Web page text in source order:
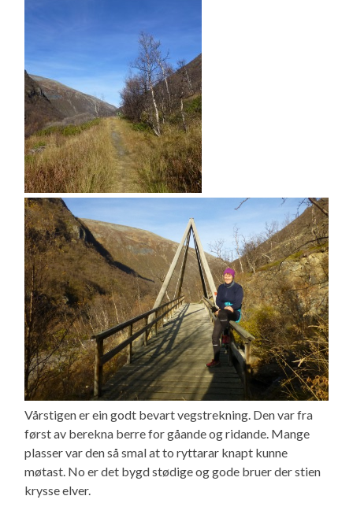
Vårstigen er ein godt bevart vegstrekning. Den var fra
først av berekna berre for gåande og ridande. Mange
plasser var den så smal at to ryttarar knapt kunne
møtast. No er det bygd stødige og gode bruer der stien
krysse elver.